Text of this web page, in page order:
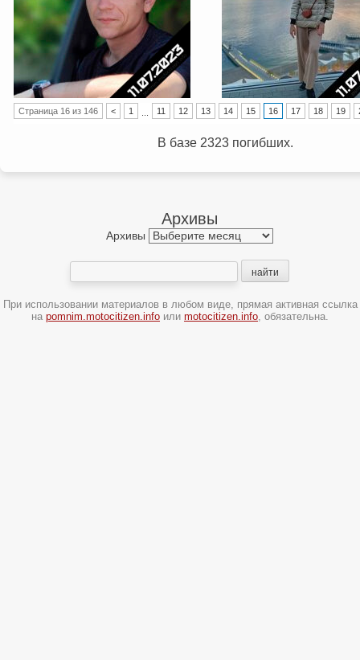
Post navigation
Страница 16 из 146 < 1 11 12 13 14 15 16 17 18 19
В базе 2323 погибших.
Архивы
Архивы
При использовании материалов в любом виде, прямая активная ссылка
на pomnim.motocitizen.info или motocitizen.info , обязательна.